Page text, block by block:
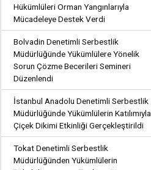
Hükümlüleri Orman Yangınlarıyla
Mücadeleye Destek Verdi
Bolvadin Denetimli Serbestlik
Müdürlüğünde Yükümlülere Yönelik
Sorun Çözme Becerileri Semineri
Düzenlendi
İstanbul Anadolu Denetimli Serbestlik
Müdürlüğünde Yükümlülerin Katılımıyla
Çiçek Dikimi Etkinliği Gerçekleştirildi
Tokat Denetimli Serbestlik
Müdürlüğünden Yükümlülerin